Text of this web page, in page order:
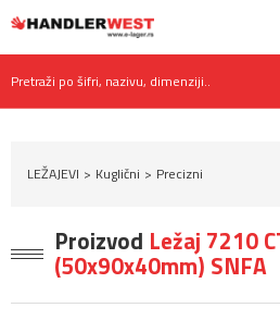
Pretraži po šifri, nazivu, dimenziji..
LEŽAJEVI Kuglični Precizni
Proizvod Ležaj 7210
(50x90x40mm) SNFA